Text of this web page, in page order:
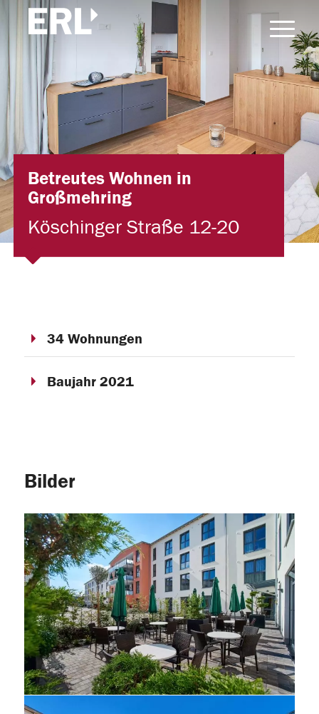
Betreutes Wohnen in
Großmehring
Köschinger Straße 12-20
34 Wohnungen
Baujahr 2021
Bilder